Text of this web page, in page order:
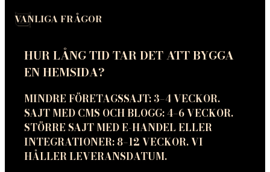
VANLIGA FRÅGOR
HUR LÅNG TID TAR DET ATT BYGGA
EN HEMSIDA?
MINDRE FÖRETAGSSAJT: 3–4 VECKOR.
SAJT MED CMS OCH BLOGG: 4–6 VECKOR.
STÖRRE SAJT MED E-HANDEL ELLER
INTEGRATIONER: 8–12 VECKOR. VI
HÅLLER LEVERANSDATUM.